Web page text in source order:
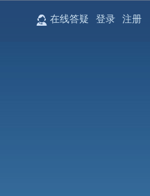
在线答疑 登录 注册